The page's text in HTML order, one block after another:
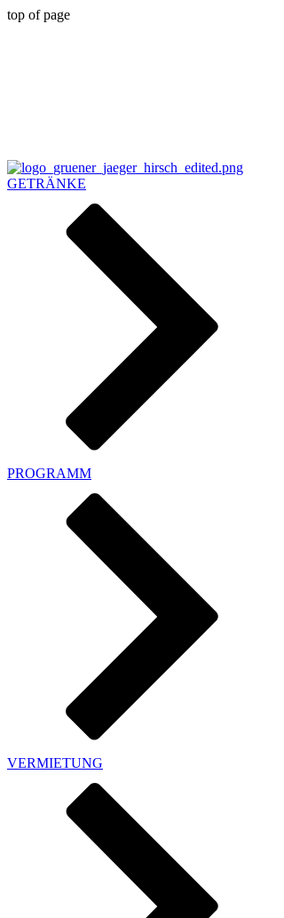
top of page
GETRÄNKE
PROGRAMM
VERMIETUNG